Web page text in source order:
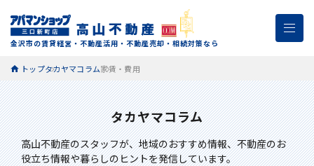
金沢市の賃貸経営・不動産活用・不動産売却・相続対策なら
トップタカヤマコラム家賃・費用
タカヤマコラム
高山不動産のスタッフが、地域のおすすめ情報、不動産のお
役立ち情報や暮らしのヒントを発信しています。